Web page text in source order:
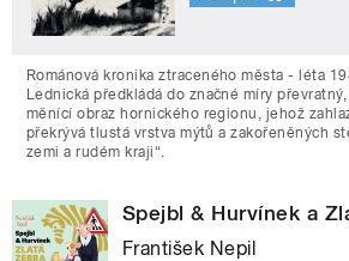
Románová kronika ztraceného města - léta
Lednická předkládá do značné míry
měnící obraz hornického regionu, jehož
překrývá tlustá vrstva mýtů a zakořeněných
zemi a rudém kraji“.
Spejbl & Hurvínek a
František Nepil